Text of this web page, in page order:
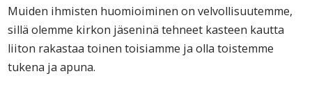
Muiden ihmisten huomioiminen on velvollisuutemme,
sillä olemme kirkon jäseninä tehneet kasteen kautta
liiton rakastaa toinen toisiamme ja olla toistemme
tukena ja apuna.